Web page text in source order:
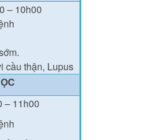
– 10h00
cầu thận, Lupus
– 11h00